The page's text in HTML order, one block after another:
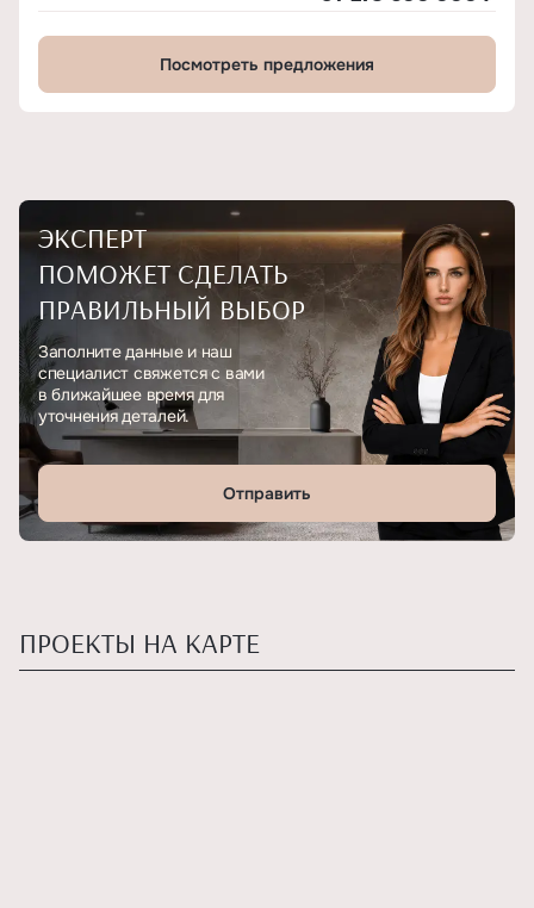
Посмотреть предложения
ЭКСПЕРТ
ПОМОЖЕТ СДЕЛАТЬ
ПРАВИЛЬНЫЙ ВЫБОР
Заполните данные и наш
специалист свяжется с вами
в ближайшее время для
уточнения деталей.
Отправить
ПРОЕКТЫ НА КАРТЕ